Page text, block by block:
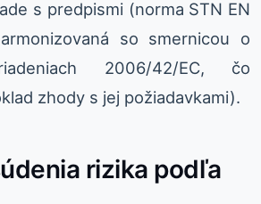
s predpismi (norma STN EN
so smernicou o
2006/42/EC, čo
zhody s jej požiadavkami).
rizika podľa